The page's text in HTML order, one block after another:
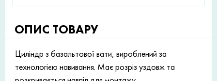
ОПИС ТОВАРУ
Циліндр з базальтової вати, вироблений за
технологією навивання. Має розріз уздовж та